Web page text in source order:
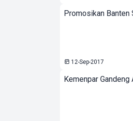
Promosikan Banten
12-Sep-2017
Kemenpar